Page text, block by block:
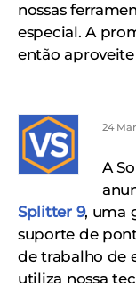
nossas
especial. A
então
24
A
Splitter 9, uma
suporte de
de trabalho de
utiliza nossa